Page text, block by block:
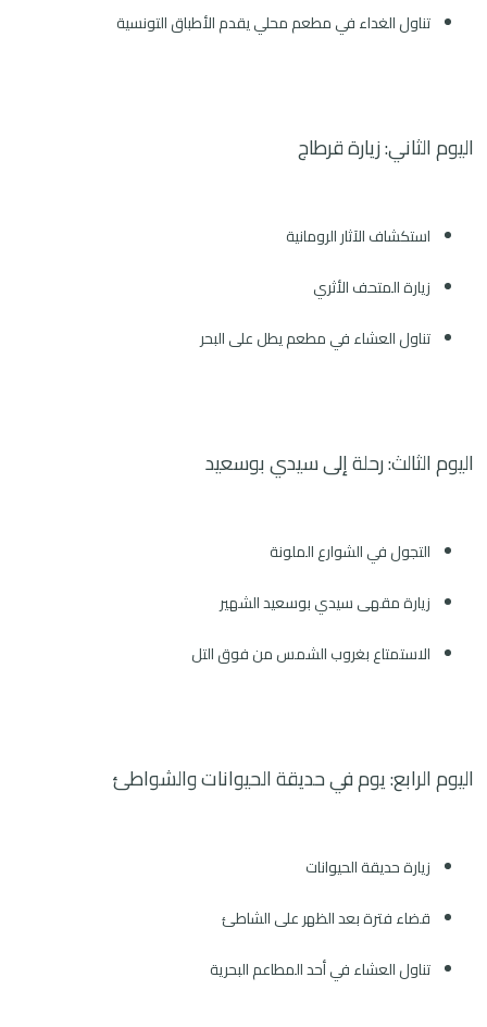
تناول الغداء في مطعم محلي يقدم الأطباق التونسية
اليوم الثاني: زيارة قرطاج
استكشاف الآثار الرومانية
زيارة المتحف الأثري
تناول العشاء في مطعم يطل على البحر
اليوم الثالث: رحلة إلى سيدي بوسعيد
التجول في الشوارع الملونة
زيارة مقهى سيدي بوسعيد الشهير
الاستمتاع بغروب الشمس من فوق التل
اليوم الرابع: يوم في حديقة الحيوانات والشواطئ
زيارة حديقة الحيوانات
قضاء فترة بعد الظهر على الشاطئ
تناول العشاء في أحد المطاعم البحرية